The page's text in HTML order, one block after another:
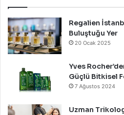
Kutladı!
Regalien
Buluştuğu Yer
20 Ocak 2025
Yves
Güçlü Bitkisel
7 Ağustos 2024
Uzman